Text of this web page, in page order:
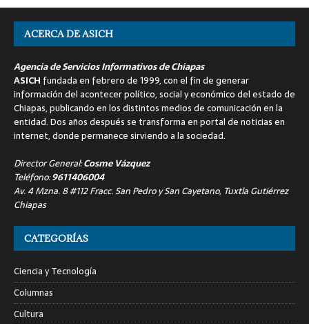
ACERCA DE ASICH
Agencia de Servicios Informativos de Chiapas
ASICH fundada en febrero de 1999, con el fin de generar
información del acontecer político, social y económico del estado de
Chiapas, publicando en los distintos medios de comunicación en la
entidad. Dos años después se transforma en portal de noticias en
internet, donde permanece sirviendo a la sociedad.
Director General:Cosme Vázquez
Teléfono:9611406004
Av. 4 Mzna. 8 #112 Fracc. San Pedro y San Cayetano, Tuxtla Gutiérrez
Chiapas
CATEGORÍAS
Ciencia y Tecnología
Columnas
Cultura